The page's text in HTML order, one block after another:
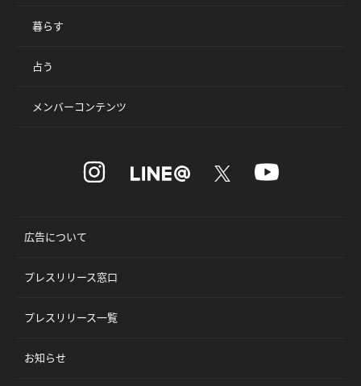
暮らす
占う
メンバーコンテンツ
広告について
プレスリリース窓口
プレスリリース一覧
お知らせ